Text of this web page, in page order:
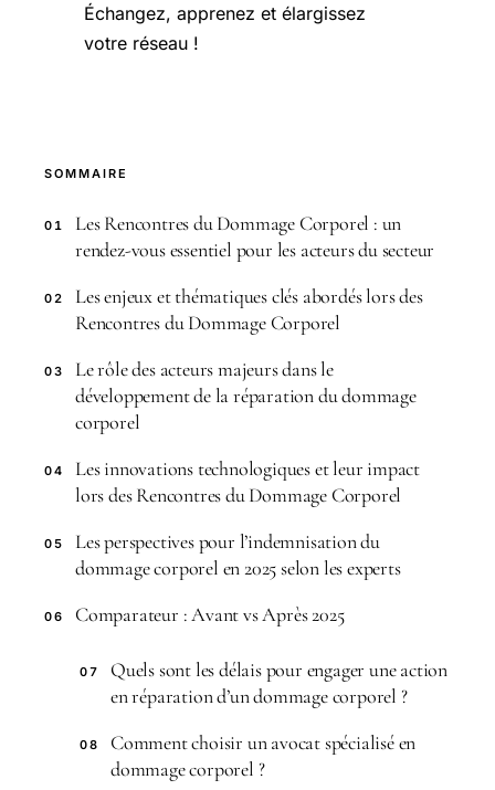
Échangez, apprenez et élargissez
votre réseau !
SOMMAIRE
01
Les Rencontres du Dommage Corporel : un
rendez-vous essentiel pour les acteurs du secteur
02
Les enjeux et thématiques clés abordés lors des
Rencontres du Dommage Corporel
03
Le rôle des acteurs majeurs dans le
développement de la réparation du dommage
corporel
04
Les innovations technologiques et leur impact
lors des Rencontres du Dommage Corporel
05
Les perspectives pour l’indemnisation du
dommage corporel en 2025 selon les experts
06 Comparateur : Avant vs Après 2025
07
Quels sont les délais pour engager une action
en réparation d’un dommage corporel ?
08
Comment choisir un avocat spécialisé en
dommage corporel ?